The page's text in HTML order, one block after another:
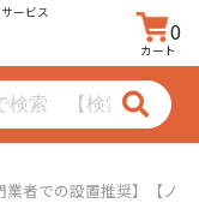
ービス
0
カート
業者での設置推奨】【ノ